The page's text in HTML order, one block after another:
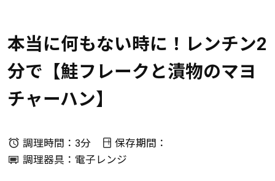
本当に何もない時に！レンチン2
分で【鮭フレークと漬物のマヨ
チャーハン】
調理時間：3分
保存期間：
調理器具：電子レンジ